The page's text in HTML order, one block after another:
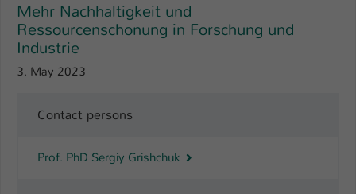
Mehr Nachhaltigkeit und
Ressourcenschonung in Forschung und
Industrie
3. May 2023
Contact persons
Prof. PhD Sergiy Grishchuk